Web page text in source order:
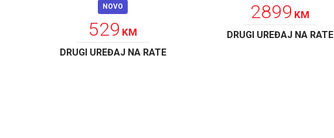
NOVO
529 KM
DRUGI UREĐAJ NA RATE
2899 KM
DRUGI UREĐAJ NA RATE